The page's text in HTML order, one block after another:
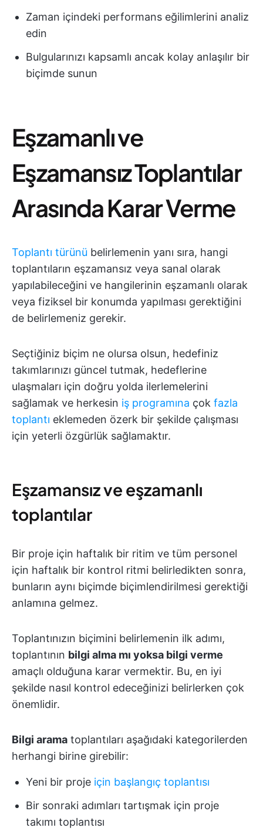
Zaman içindeki performans eğilimlerini analiz
edin
Bulgularınızı kapsamlı ancak kolay anlaşılır bir
biçimde sunun
Eşzamanlı ve
Eşzamansız Toplantılar
Arasında Karar Verme
Toplantı türünü belirlemenin yanı sıra, hangi
toplantıların eşzamansız veya sanal olarak
yapılabileceğini ve hangilerinin eşzamanlı olarak
veya fiziksel bir konumda yapılması gerektiğini
de belirlemeniz gerekir.
Seçtiğiniz biçim ne olursa olsun, hedefiniz
takımlarınızı güncel tutmak, hedeflerine
ulaşmaları için doğru yolda ilerlemelerini
sağlamak ve herkesin iş programına çok fazla
toplantı eklemeden özerk bir şekilde çalışması
için yeterli özgürlük sağlamaktır.
Eşzamansız ve eşzamanlı
toplantılar
Bir proje için haftalık bir ritim ve tüm personel
için haftalık bir kontrol ritmi belirledikten sonra,
bunların aynı biçimde biçimlendirilmesi gerektiği
anlamına gelmez.
Toplantınızın biçimini belirlemenin ilk adımı,
toplantının bilgi alma mı yoksa bilgi verme
amaçlı olduğuna karar vermektir. Bu, en iyi
şekilde nasıl kontrol edeceğinizi belirlerken çok
önemlidir.
Bilgi arama toplantıları aşağıdaki kategorilerden
herhangi birine girebilir:
Yeni bir proje için başlangıç toplantısı
Bir sonraki adımları tartışmak için proje
takımı toplantısı